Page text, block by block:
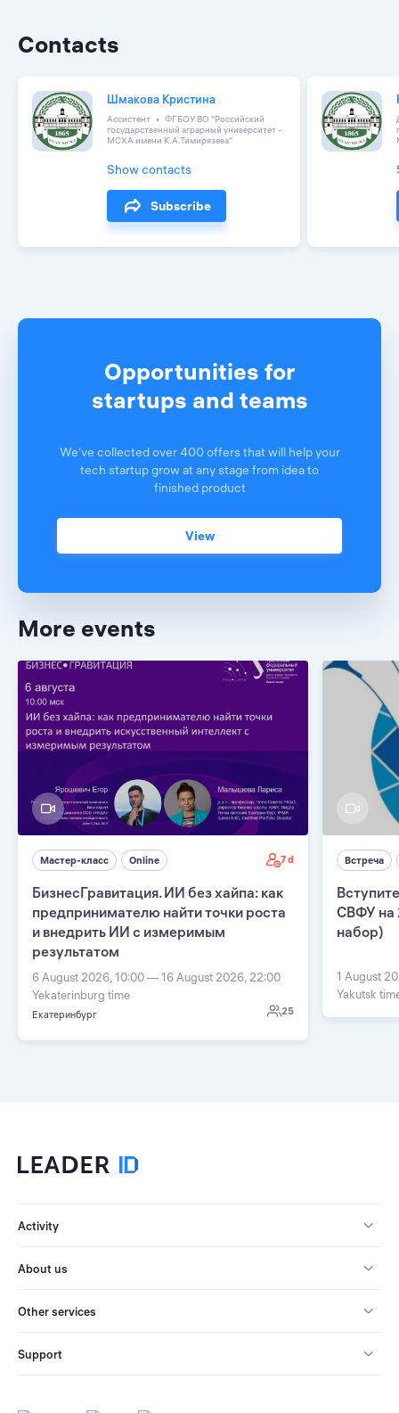
Contacts
Шмакова Кристина
Ассистент
ФГБОУ ВО "Российский
государственный аграрный университет -
МСХА имени К.А.Тимирязева"
Show contacts
Subscribe
Opportunities for
startups and teams
We've collected over 400 offers that will help your
tech startup grow at any stage from idea to
finished product
View
More events
Мастер-класс Online 7 d
БизнесГравитация. ИИ без хайпа: как
предпринимателю найти точки роста
и внедрить ИИ с измеримым
результатом
6 August 2026, 10:00 — 16 August 2026, 22:00
Yekaterinburg time
Екатеринбург 25
Встреча
СВФУ на
набор)
1 August
Yakutsk
Activity
About us
Other services
Support